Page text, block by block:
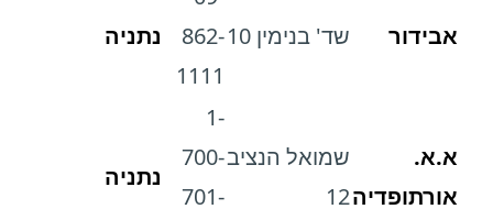
אבידור שד' בנימין 10
862-
1111
נתניה
א.א.
אורתופדיה
שמואל הנציב
12
1-
700-
701-
נתניה